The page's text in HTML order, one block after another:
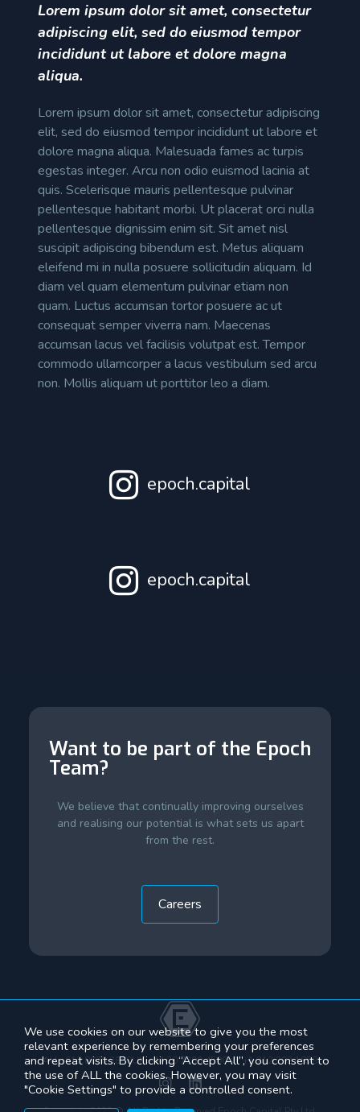
Lorem ipsum dolor sit amet, consectetur
adipiscing elit, sed do eiusmod tempor
incididunt ut labore et dolore magna
aliqua.
Lorem ipsum dolor sit amet, consectetur adipiscing
elit, sed do eiusmod tempor incididunt ut labore et
dolore magna aliqua. Malesuada fames ac turpis
egestas integer. Arcu non odio euismod lacinia at
quis. Scelerisque mauris pellentesque pulvinar
pellentesque habitant morbi. Ut placerat orci nulla
pellentesque dignissim enim sit. Sit amet nisl
suscipit adipiscing bibendum est. Metus aliquam
eleifend mi in nulla posuere sollicitudin aliquam. Id
diam vel quam elementum pulvinar etiam non
quam. Luctus accumsan tortor posuere ac ut
consequat semper viverra nam. Maecenas
accumsan lacus vel facilisis volutpat est. Tempor
commodo ullamcorper a lacus vestibulum sed arcu
non. Mollis aliquam ut porttitor leo a diam.
epoch.capital
epoch.capital
Want to be part of the Epoch
Team?
We believe that continually improving ourselves
and realising our potential is what sets us apart
from the rest.
Careers
AU +612 8070 3800UK +44 20 7299 4500NY +1 212 202 1858
We use cookies on our website to give you the most
relevant experience by remembering your preferences
and repeat visits. By clicking “Accept All”, you consent to
the use of ALL the cookies. However, you may visit
"Cookie Settings" to provide a controlled consent.